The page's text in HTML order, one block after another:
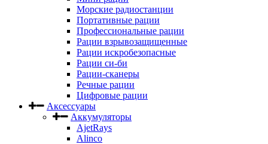
Морские радиостанции
Портативные рации
Профессиональные рации
Рации взрывозащищенные
Рации искробезопасные
Рации си-би
Рации-сканеры
Речные рации
Цифровые рации
Аксессуары
Аккумуляторы
AjetRays
Alinco